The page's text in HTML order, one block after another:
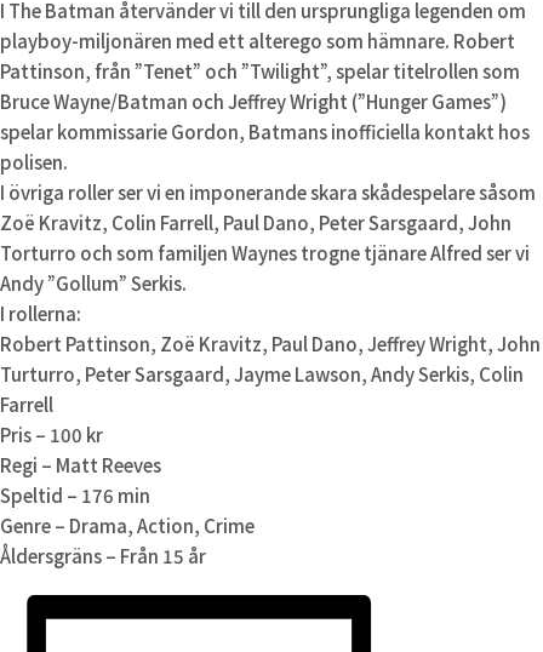
I The Batman återvänder vi till den ursprungliga legenden om
playboy-miljonären med ett alterego som hämnare. Robert
Pattinson, från ”Tenet” och ”Twilight”, spelar titelrollen som
Bruce Wayne/Batman och Jeffrey Wright (”Hunger Games”)
spelar kommissarie Gordon, Batmans inofficiella kontakt hos
polisen.
I övriga roller ser vi en imponerande skara skådespelare såsom
Zoë Kravitz, Colin Farrell, Paul Dano, Peter Sarsgaard, John
Torturro och som familjen Waynes trogne tjänare Alfred ser vi
Andy ”Gollum” Serkis.
I rollerna:
Robert Pattinson, Zoë Kravitz, Paul Dano, Jeffrey Wright, John
Turturro, Peter Sarsgaard, Jayme Lawson, Andy Serkis, Colin
Farrell
Pris – 100 kr
Regi – Matt Reeves
Speltid – 176 min
Genre – Drama, Action, Crime
Åldersgräns – Från 15 år